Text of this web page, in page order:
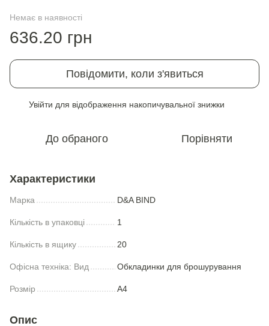
Немає в наявності
636.20 грн
Повідомити, коли з'явиться
Увійти для відображення накопичувальної знижки
До обраного Порівняти
Характеристики
Марка D&A BIND
Кількість в упаковці 1
Кількість в ящику 20
Офiсна техніка: Вид Обкладинки для брошурування
Розмір А4
Опис